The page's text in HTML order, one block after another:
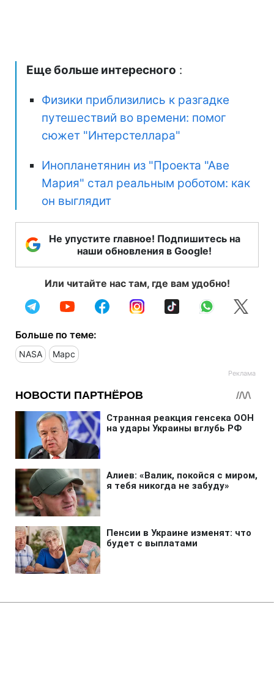
Еще больше интересного :
Физики приблизились к разгадке
путешествий во времени: помог
сюжет "Интерстеллара"
Инопланетянин из "Проекта "Аве
Мария" стал реальным роботом: как
он выглядит
Не упустите главное! Подпишитесь на
наши обновления в Google!
Или читайте нас там, где вам удобно!
Больше по теме:
NASA Марс